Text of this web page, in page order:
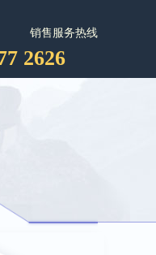
销售服务热线
2626